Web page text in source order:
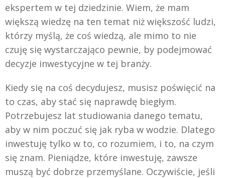
ekspertem w tej dziedzinie. Wiem, że mam
większą wiedzę na ten temat niż większość ludzi,
którzy myślą, że coś wiedzą, ale mimo to nie
czuję się wystarczająco pewnie, by podejmować
decyzje inwestycyjne w tej branży.
Kiedy się na coś decydujesz, musisz poświęcić na
to czas, aby stać się naprawdę biegłym.
Potrzebujesz lat studiowania danego tematu,
aby w nim poczuć się jak ryba w wodzie. Dlatego
inwestuję tylko w to, co rozumiem, i to, na czym
się znam. Pieniądze, które inwestuję, zawsze
muszą być dobrze przemyślane. Oczywiście, jeśli